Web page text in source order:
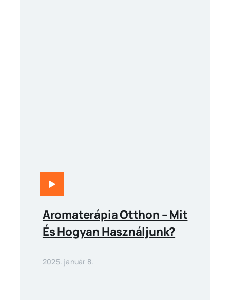
Aromaterápia Otthon – Mit
És Hogyan Használjunk?
2025. január 8.